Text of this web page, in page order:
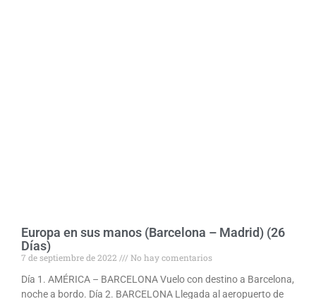
Europa en sus manos (Barcelona – Madrid) (26
Días)
7 de septiembre de 2022
No hay comentarios
Día 1. AMÉRICA – BARCELONA Vuelo con destino a Barcelona,
noche a bordo. Día 2. BARCELONA Llegada al aeropuerto de